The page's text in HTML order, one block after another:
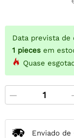
Data prevista de
1 pieces em
Quase
Enviado de